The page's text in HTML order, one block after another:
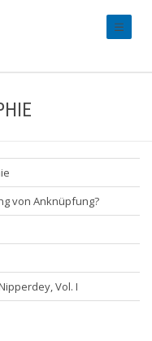
von Anknüpfung?
Vol. I